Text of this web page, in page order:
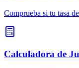
Comprueba si tu tasa
Calculadora de